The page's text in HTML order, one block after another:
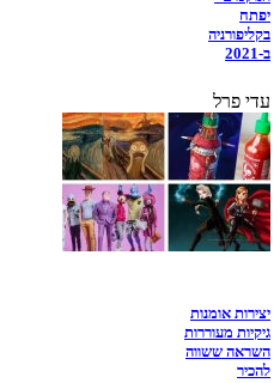
יפתח
בקליפורניה
ב-2021
עדי פרל
יצירות אומנות
גיקיות מעוררות
השראה ששווה
להכיר